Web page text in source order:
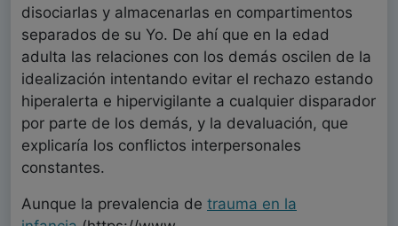
disociarlas y almacenarlas en compartimentos
separados de su Yo. De ahí que en la edad
adulta las relaciones con los demás oscilen de la
idealización intentando evitar el rechazo estando
hiperalerta e hipervigilante a cualquier disparador
por parte de los demás, y la devaluación, que
explicaría los conflictos interpersonales
constantes.
Aunque la prevalencia de trauma en la